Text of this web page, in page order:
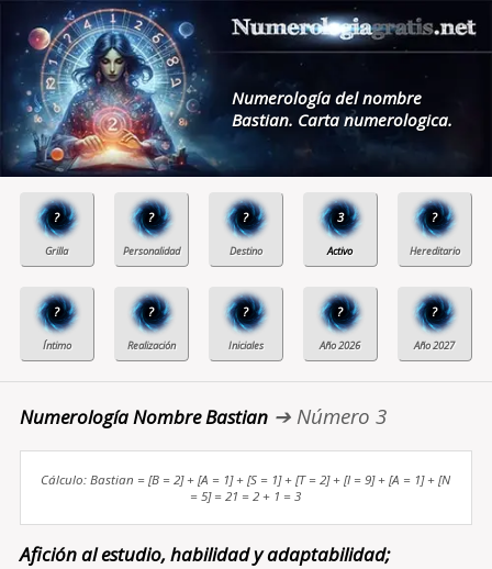
Numerología del nombre
Bastian. Carta numerologica.
? ? ? 3 ?
? ? ? ? ?
Numerología Nombre Bastian➔ Número 3
Cálculo: Bastian = [B = 2] + [A = 1] + [S = 1] + [T = 2] + [I = 9] + [A = 1] + [N
= 5] = 21 = 2 + 1 = 3
Afición al estudio, habilidad y adaptabilidad;